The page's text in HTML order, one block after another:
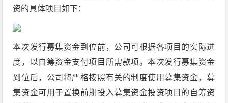
资的具体项目如下：
本次发行募集资金到位前，公司可根据各项目的实际进
度，以自筹资金支付项目所需款项。本次发行募集资金
到位后，公司将严格按照有关的制度使用募集资金，募
集资金可用于置换前期投入募集资金投资项目的自筹资